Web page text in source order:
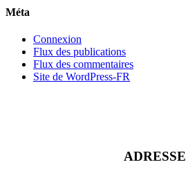
Méta
Connexion
Flux des publications
Flux des commentaires
Site de WordPress-FR
ADRESSE